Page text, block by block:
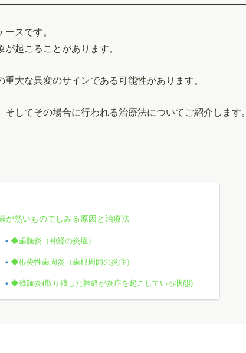
スです。
起こることがあります。
大な異変のサインである可能性があります。
してその場合に行われる治療法についてご紹介します。
が熱いものでしみる原因と治療法
◆歯髄炎（神経の炎症）
◆根尖性歯周炎（歯根周囲の炎症）
◆残髄炎(取り残した神経が炎症を起こしている状態)